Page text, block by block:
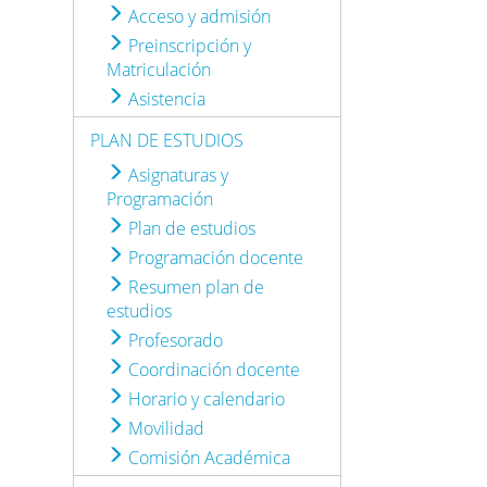
Acceso y admisión
Preinscripción y
Matriculación
Asistencia
PLAN DE ESTUDIOS
Asignaturas y
Programación
Plan de estudios
Programación docente
Resumen plan de
estudios
Profesorado
Coordinación docente
Horario y calendario
Movilidad
Comisión Académica